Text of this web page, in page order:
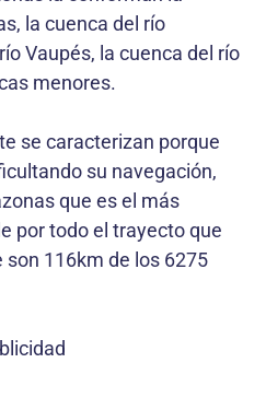
la cuenca del río
Vaupés, la cuenca del río
menores.
se caracterizan porque
su navegación,
que es el más
por todo el trayecto que
116km de los 6275